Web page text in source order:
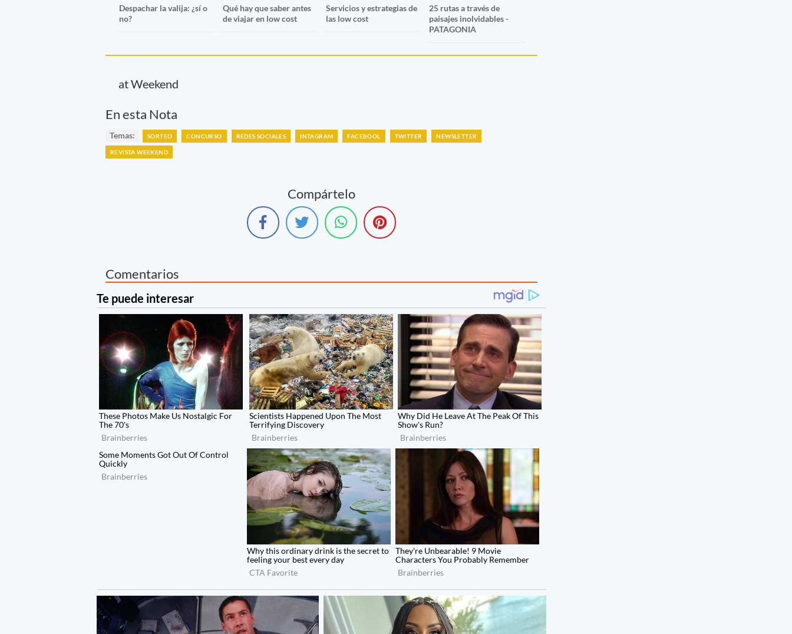
Despachar la valija: ¿sí o
no?
Qué hay que saber antes
de viajar en low cost
Servicios y estrategias de
las low cost
25 rutas a través de
paisajes inolvidables -
PATAGONIA
at Weekend
En esta Nota
Temas: SORTEO CONCURSO REDES SOCIALES INTAGRAM FACEBOOL TWITTER NEWSLETTER
REVISTA WEEKEND
Compártelo
Comentarios